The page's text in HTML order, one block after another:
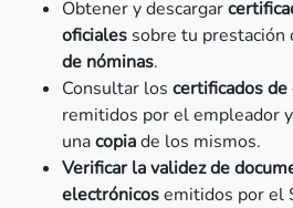
Obtener y descargar
oficiales sobre tu prestación
de nóminas.
Consultar los certificados de
remitidos por el empleador
unacopiade los mismos.
Verificar la validez de
electrónicosemitidos por el